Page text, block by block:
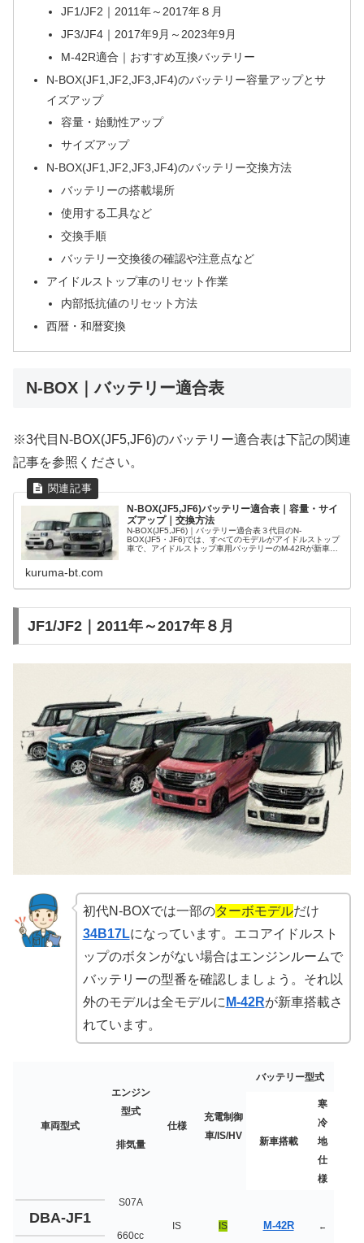
JF1/JF2｜2011年～2017年８月
JF3/JF4｜2017年9月～2023年9月
M-42R適合｜おすすめ互換バッテリー
N-BOX(JF1,JF2,JF3,JF4)のバッテリー容量アップとサ
イズアップ
容量・始動性アップ
サイズアップ
N-BOX(JF1,JF2,JF3,JF4)のバッテリー交換方法
バッテリーの搭載場所
使用する工具など
交換手順
バッテリー交換後の確認や注意点など
アイドルストップ車のリセット作業
内部抵抗値のリセット方法
西暦・和暦変換
N-BOX｜バッテリー適合表
※3代目N-BOX(JF5,JF6)のバッテリー適合表は下記の関連
記事を参照ください。
N-BOX(JF5,JF6)バッテリー適合表｜容量・サイ
ズアップ｜交換方法
N-BOX(JF5,JF6)｜バッテリー適合表３代目のN-
BOX(JF5・JF6)では、すべてのモデルがアイドルストップ
車で、アイドルストップ車用バッテリーのM-42Rが新車搭
kuruma-bt.com
JF1/JF2｜2011年～2017年８月
初代N-BOXでは一部のターボモデルだけ
34B17Lになっています。エコアイドルスト
ップのボタンがない場合はエンジンルームで
バッテリーの型番を確認しましょう。それ以
外のモデルは全モデルに M-42Rが新車搭載さ
れています。
車両型式
エンジン
型式
排気量
仕様
充電制御
車/IS/HV
バッテリー型式
新車搭載
寒
冷
地
仕
様
DBA-JF1
S07A
660cc
IS IS M-42R ←